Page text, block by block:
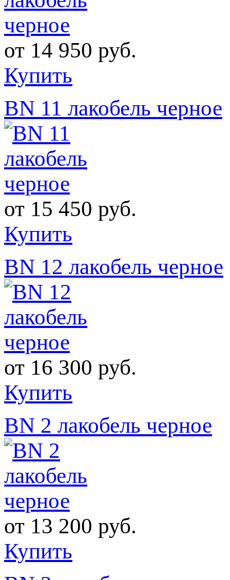
от 14 950 руб.
Купить
BN 11 лакобель черное
от 15 450 руб.
Купить
BN 12 лакобель черное
от 16 300 руб.
Купить
BN 2 лакобель черное
от 13 200 руб.
Купить